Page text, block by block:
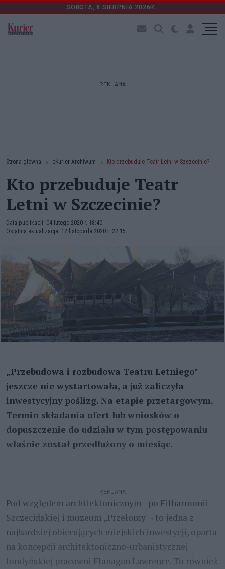
SOBOTA, 8 SIERPNIA 2026R.
REKLAMA
Strona główna eKurier Archiwum Kto przebuduje Teatr Letni w Szczecinie?
Kto przebuduje Teatr
Letni w Szczecinie?
Data publikacji: 04 lutego 2020 r. 18:40
Ostatnia aktualizacja: 12 listopada 2020 r. 22:15
„Przebudowa i rozbudowa Teatru Letniego"
jeszcze nie wystartowała, a już zaliczyła
inwestycyjny poślizg. Na etapie przetargowym.
Termin składania ofert lub wniosków o
dopuszczenie do udziału w tym postępowaniu
właśnie został przedłużony o miesiąc.
REKLAMA
Pod względem architektonicznym - po Filharmonii
Szczecińskiej i muzeum „Przełomy" - to jedna z
najbardziej obiecujących miejskich inwestycji, oparta
na koncepcji architektoniczno-urbanistycznej
londyńskiej pracowni Flanagan Lawrence. To również